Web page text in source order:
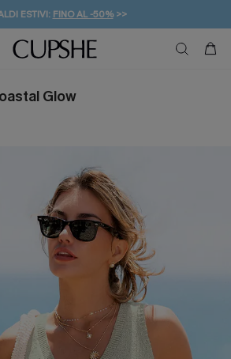
ESTIVI: FINO AL -50%>>
GRATUITA DA 49€
PER I NUOVI: 20% DI SCONTO*
Glow